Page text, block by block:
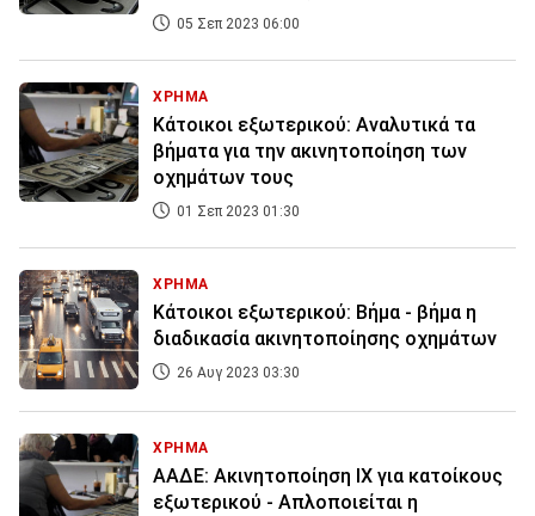
05 Σεπ 2023 06:00
ΧΡΗΜΑ
Κάτοικοι εξωτερικού: Αναλυτικά τα
βήματα για την ακινητοποίηση των
οχημάτων τους
01 Σεπ 2023 01:30
ΧΡΗΜΑ
Κάτοικοι εξωτερικού: Βήμα - βήμα η
διαδικασία ακινητοποίησης οχημάτων
26 Αυγ 2023 03:30
ΧΡΗΜΑ
ΑΑΔΕ: Ακινητοποίηση ΙΧ για κατοίκους
εξωτερικού - Απλοποιείται η